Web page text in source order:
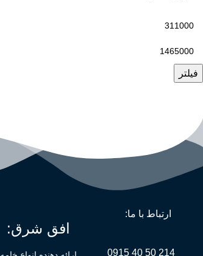
فیلتر
ارتباط با ما:
214 50 40 0915
افق شرق: